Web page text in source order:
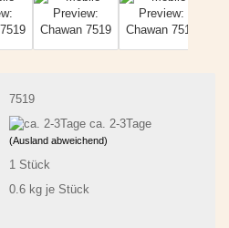
7519
ca. 2-3Tage
(Ausland abweichend)
1 Stück
0.6kg je Stück